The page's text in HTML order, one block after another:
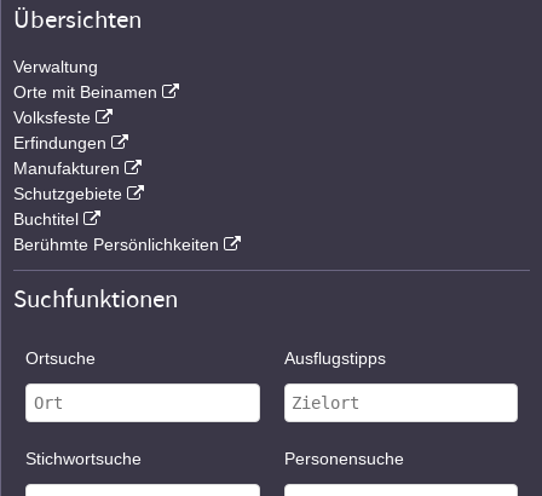
Übersichten
Verwaltung
Orte mit Beinamen
Volksfeste
Erfindungen
Manufakturen
Schutzgebiete
Buchtitel
Berühmte Persönlichkeiten
Suchfunktionen
Ortsuche Ausflugstipps
Stichwortsuche Personensuche